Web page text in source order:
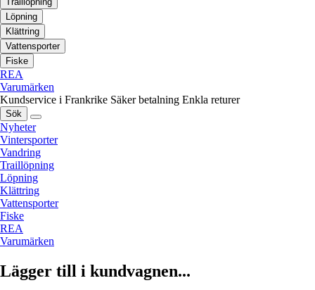
Löpning
Klättring
Vattensporter
Fiske
REA
Varumärken
Kundservice i Frankrike Säker betalning Enkla returer
Sök
Nyheter
Vintersporter
Vandring
Traillöpning
Löpning
Klättring
Vattensporter
Fiske
REA
Varumärken
Lägger till i kundvagnen...